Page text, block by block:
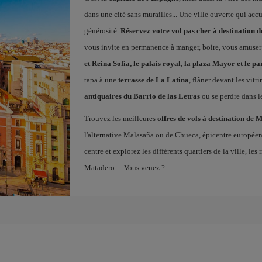
dans une cité sans murailles... Une ville ouverte qui
générosité. Réservez votre vol pas cher à destination
vous invite en permanence à manger, boire, vous
et Reina Sofía, le palais royal, la plaza Mayor et le
tapa à une terrasse de La Latina, flâner devant les
antiquaires du Barrio de las Letrasou se perdre dans
Trouvez les meilleures offres de vols à destination de
l'alternative Malasaña ou de Chueca, épicentre
centre et explorez les différents quartiers de la ville, les
Matadero… Vous venez ?